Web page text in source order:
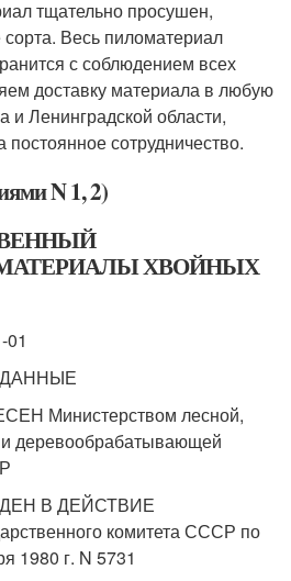
тщательно просушен,
Весь пиломатериал
с соблюдением всех
доставку материала в любую
и Ленинградской области,
сотрудничество.
N 1, 2)
ХВОЙНЫХ
01
Министерством лесной,
деревообрабатывающей
В ДЕЙСТВИЕ
комитета СССР по
1980 г. N 5731